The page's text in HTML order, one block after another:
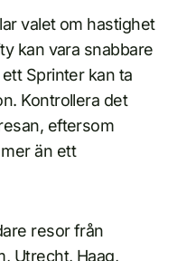
valet om hastighet
kan vara snabbare
Sprinter kan ta
Kontrollera det
eftersom
än ett
resor från
Utrecht, Haag,